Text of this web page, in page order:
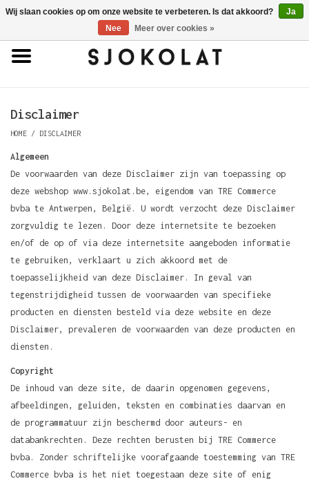
0 Artikelen - €0,00
Tabletten
Porselein
Disclaimer
HOME / DISCLAIMER
Algemeen
De voorwaarden van deze Disclaimer zijn van toepassing op
deze webshop www.sjokolat.be, eigendom van TRE Commerce
bvba te Antwerpen, België. U wordt verzocht deze Disclaimer
zorgvuldig te lezen. Door deze internetsite te bezoeken
en/of de op of via deze internetsite aangeboden informatie
te gebruiken, verklaart u zich akkoord met de
toepasselijkheid van deze Disclaimer. In geval van
tegenstrijdigheid tussen de voorwaarden van specifieke
producten en diensten besteld via deze website en deze
Disclaimer, prevaleren de voorwaarden van deze producten en
diensten.
Copyright
De inhoud van deze site, de daarin opgenomen gegevens,
afbeeldingen, geluiden, teksten en combinaties daarvan en
de programmatuur zijn beschermd door auteurs- en
databankrechten. Deze rechten berusten bij TRE Commerce
bvba. Zonder schriftelijke voorafgaande toestemming van TRE
Commerce bvba is het niet toegestaan deze site of enig
Wij slaan cookies op om onze website te verbeteren. Is dat akkoord?
Ja
Nee
Meer over cookies »